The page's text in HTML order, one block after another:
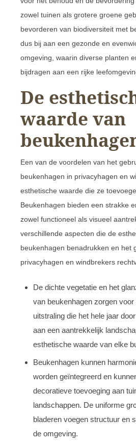
zowel tuinen als grotere groene
bevorderen van biodiversiteit met
dus bij aan een gezonde en
omgeving, waarin diverse planten
bijdragen aan een rijke
De
waarde van
Een van de voordelen van het
beukenhagen in privacyhagen en
esthetische waarde die ze
Beukenhagen bieden een strakke
zowel functioneel als visueel
verschillende aspecten die de
beukenhagen benadrukken en het
privacyhagen en windbrekers
De dichte vegetatie en het
van beukenhagen zorgen
uitstraling die het hele jaar
aan een aantrekkelijk
esthetische waarde van elke
Beukenhagen kunnen
worden geïntegreerd en
decoratieve toevoeging aan
landschappen. De uniforme
bladeren voegen structuur en
de omgeving.